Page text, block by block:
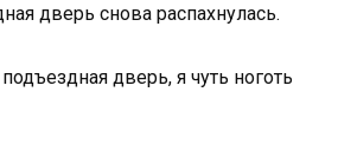
дверь снова распахнулась.
дверь, я чуть ноготь